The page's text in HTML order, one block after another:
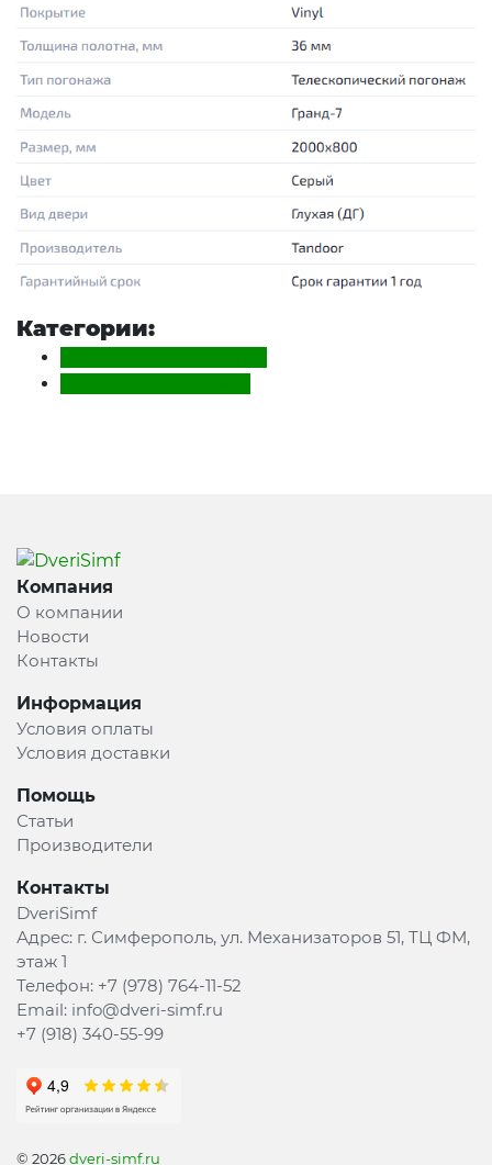
Категории:
Компания
О компании
Новости
Контакты
Информация
Условия оплаты
Условия доставки
Помощь
Статьи
Производители
Контакты
DveriSimf
Адрес: г. Симферополь, ул. Механизаторов 51, ТЦ ФМ,
этаж 1
Телефон: +7 (978) 764-11-52
Email: info@dveri-simf.ru
+7 (918) 340-55-99
© 2026dveri-simf.ru